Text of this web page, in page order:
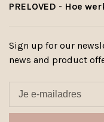
PRELOVED - Hoe
Sign up for our
news and product